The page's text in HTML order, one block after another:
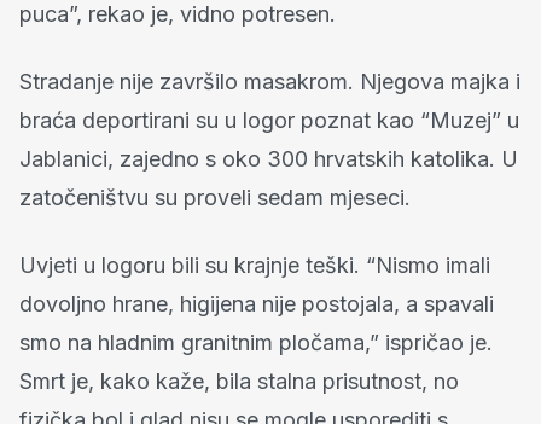
puca”, rekao je, vidno potresen.
Stradanje nije završilo masakrom. Njegova majka i
braća deportirani su u logor poznat kao “Muzej” u
Jablanici, zajedno s oko 300 hrvatskih katolika. U
zatočeništvu su proveli sedam mjeseci.
Uvjeti u logoru bili su krajnje teški. “Nismo imali
dovoljno hrane, higijena nije postojala, a spavali
smo na hladnim granitnim pločama,” ispričao je.
Smrt je, kako kaže, bila stalna prisutnost, no